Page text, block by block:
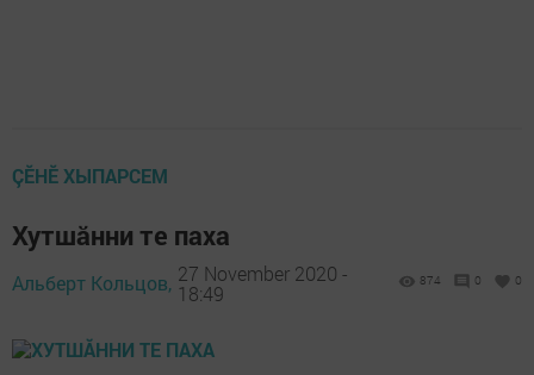
ÇӖНӖ ХЫПАРСЕМ
Хутшӑнни те паха
Альберт Кольцов, 27 November 2020 -
18:49
874 0 0